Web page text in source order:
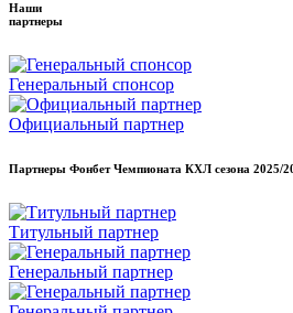
Наши
партнеры
Генеральный спонсор
Официальный партнер
Партнеры Фонбет Чемпионата КХЛ сезона 2025/
Титульный партнер
Генеральный партнер